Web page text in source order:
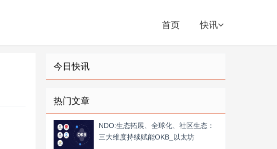
首页 快讯
今日快讯
热门文章
NDO:生态拓展、全球化、社区生态：
三大维度持续赋能OKB_以太坊